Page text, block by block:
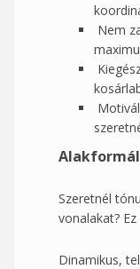
Nem
Szeretnél
vonalakat?
Dinamikus,